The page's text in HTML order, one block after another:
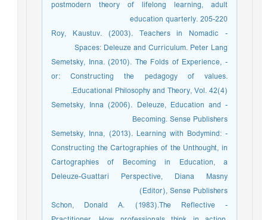
postmodern theory of lifelong learning, adult
education quarterly. 205-220
- Roy, Kaustuv. (2003). Teachers in Nomadic
Spaces: Deleuze and Curriculum. Peter Lang
- Semetsky, Inna. (2010). The Folds of Experience,
or: Constructing the pedagogy of values.
Educational Philosophy and Theory, Vol. 42(4).
- Semetsky, Inna (2006). Deleuze, Education and
Becoming. Sense Publishers
- Semetsky, Inna, (2013). Learning with Bodymind:
Constructing the Cartographies of the Unthought, in
Cartographies of Becoming in Education, a
Deleuze-Guattari Perspective, Diana Masny
(Editor), Sense Publishers
- Schon, Donald A. (1983).The Reflective